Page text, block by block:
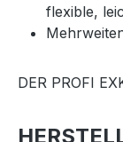
flexible,
DER PROFI